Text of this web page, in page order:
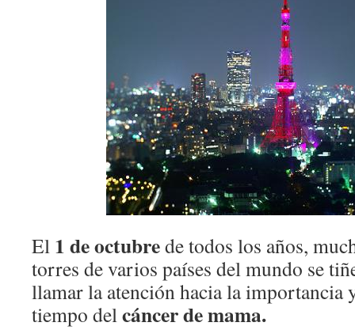
El 1 de octubrede todos los años,
torres de varios países del mundo se
llamar la atención hacia la importancia
tiempo delcáncer de mama.